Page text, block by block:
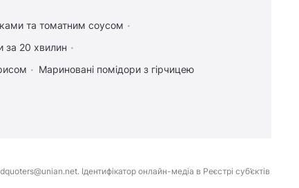
та томатним соусом
за 20 хвилин
Мариновані помідори з гірчицею
Ідентифікатор онлайн-медіа в Реєстрі суб’єктів